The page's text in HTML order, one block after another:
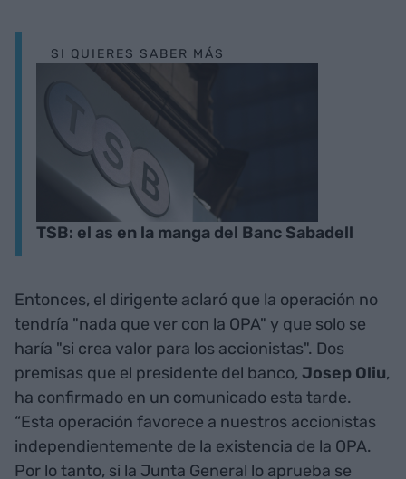
SI QUIERES SABER MÁS
TSB: el as en la manga del Banc Sabadell
Entonces, el dirigente aclaró que la operación no
tendría "nada que ver con la OPA" y que solo se
haría "si crea valor para los accionistas". Dos
premisas que el presidente del banco, Josep Oliu,
ha confirmado en un comunicado esta tarde.
“Esta operación favorece a nuestros accionistas
independientemente de la existencia de la OPA.
Por lo tanto, si la Junta General lo aprueba se